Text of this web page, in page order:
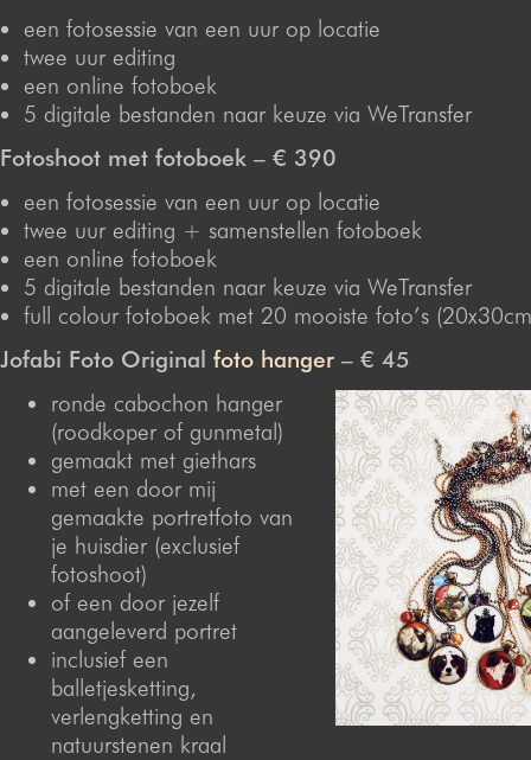
een fotosessie van een uur op locatie
twee uur editing
een online fotoboek
5 digitale bestanden naar keuze via WeTransfer
Fotoshoot met fotoboek – € 390
een fotosessie van een uur op locatie
twee uur editing + samenstellen fotoboek
een online fotoboek
5 digitale bestanden naar keuze via WeTransfer
full colour fotoboek met 20 mooiste foto’s
Jofabi Foto Original foto hanger – € 45
ronde cabochon hanger
(roodkoper of gunmetal)
gemaakt met giethars
met een door mij
gemaakte portretfoto van
je huisdier (exclusief
fotoshoot)
of een door jezelf
aangeleverd portret
inclusief een
balletjesketting,
verlengketting en
natuurstenen kraal